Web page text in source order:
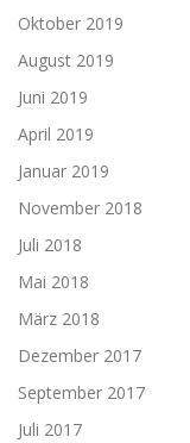
Oktober 2019
August 2019
Juni 2019
April 2019
Januar 2019
November 2018
Juli 2018
Mai 2018
März 2018
Dezember 2017
September 2017
Juli 2017